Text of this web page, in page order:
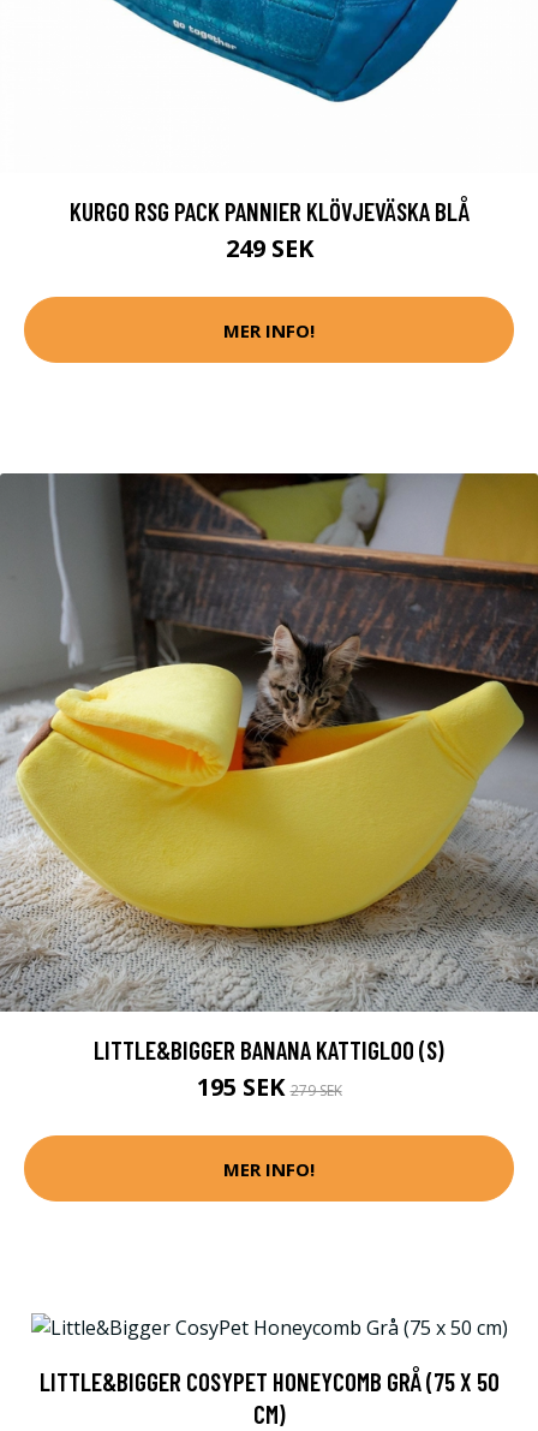
KURGO RSG PACK PANNIER KLÖVJEVÄSKA BLÅ
249 SEK
MER INFO!
LITTLE&BIGGER BANANA KATTIGLOO (S)
195 SEK279 SEK
MER INFO!
LITTLE&BIGGER COSYPET HONEYCOMB GRÅ (75 X 50
CM)